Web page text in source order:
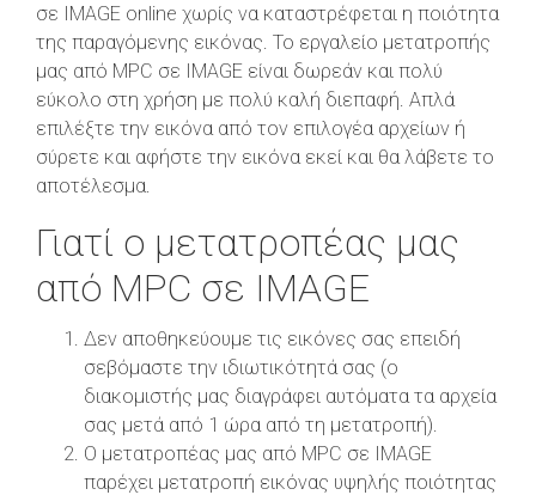
σε IMAGE online χωρίς να καταστρέφεται η ποιότητα
της παραγόμενης εικόνας. Το εργαλείο μετατροπής
μας από MPC σε IMAGE είναι δωρεάν και πολύ
εύκολο στη χρήση με πολύ καλή διεπαφή. Απλά
επιλέξτε την εικόνα από τον επιλογέα αρχείων ή
σύρετε και αφήστε την εικόνα εκεί και θα λάβετε το
αποτέλεσμα.
Γιατί ο μετατροπέας μας
από MPC σε IMAGE
Δεν αποθηκεύουμε τις εικόνες σας επειδή
σεβόμαστε την ιδιωτικότητά σας (ο
διακομιστής μας διαγράφει αυτόματα τα αρχεία
σας μετά από 1 ώρα από τη μετατροπή).
Ο μετατροπέας μας από MPC σε IMAGE
παρέχει μετατροπή εικόνας υψηλής ποιότητας